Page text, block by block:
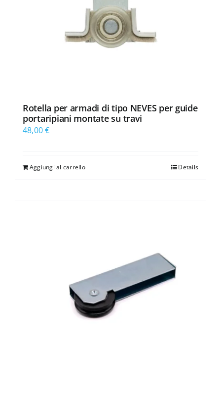
Rotella per armadi di tipo NEVES per guide
portaripiani montate su travi
48,00€
Aggiungi al carrello Details